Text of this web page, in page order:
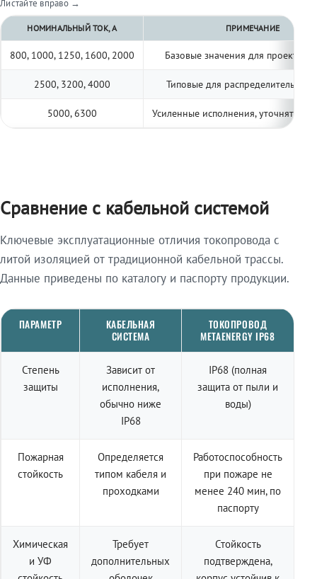
Листайте вправо →
НОМИНАЛЬНЫЙ ТОК, А ПРИМЕЧАНИЕ
800, 1000, 1250, 1600, 2000 Базовые значения для
2500, 3200, 4000 Типовые для распределительных
5000, 6300 Усиленные исполнения, уточнять по
Сравнение с кабельной системой
Ключевые эксплуатационные отличия токопровода с
литой изоляцией от традиционной кабельной трассы.
Данные приведены по каталогу и паспорту продукции.
ПАРАМЕТР
КАБЕЛЬНАЯ
СИСТЕМА
ТОКОПРОВОД
METAENERGY IP68
Степень
защиты
Зависит от
исполнения,
обычно ниже
IP68
IP68 (полная
защита от пыли и
воды)
Пожарная
стойкость
Определяется
типом кабеля и
проходками
Работоспособность
при пожаре не
менее 240 мин, по
паспорту
Химическая
и УФ
Требует
дополнительных
Стойкость
подтверждена,